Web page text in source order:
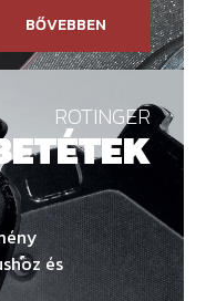
BŐVEBBEN
ROTINGER
és